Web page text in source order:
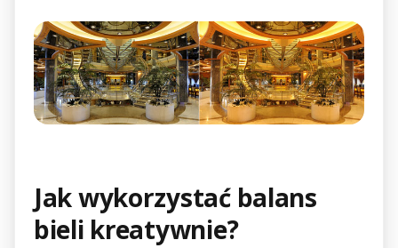
Jak wykorzystać balans
bieli kreatywnie?